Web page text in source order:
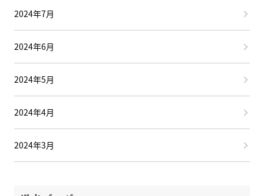
2024年7月
2024年6月
2024年5月
2024年4月
2024年3月